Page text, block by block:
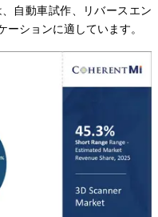
自動車試作、リバースエン
ションに適しています。